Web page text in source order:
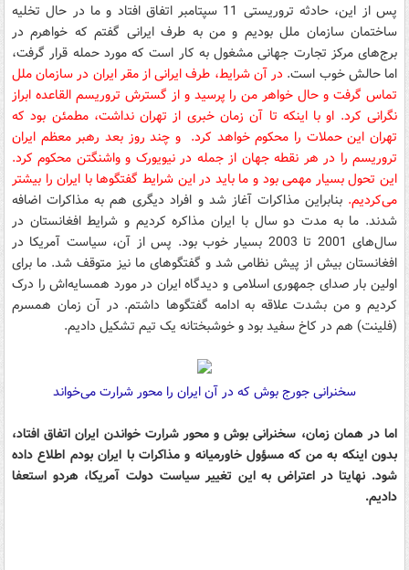
پس از این، حادثه تروریستی 11 سپتامبر اتفاق افتاد و ما در حال تخلیه
ساختمان سازمان ملل بودیم و من به طرف ایرانی گفتم که خواهرم در
برج‌های مرکز تجارت جهانی مشغول به کار است که مورد حمله قرار گرفت،
اما حالش خوب است. در آن شرایط، طرف ایرانی از مقر ایران در سازمان ملل
تماس گرفت و حال خواهر من را پرسید و از گسترش تروریسم القاعده ابراز
نگرانی کرد. او با اینکه تا آن زمان خبری از تهران نداشت، مطمئن بود که
تهران این حملات را محکوم خواهد کرد. و چند روز بعد رهبر معظم ایران
تروریسم را در هر نقطه جهان از جمله در نیویورک و واشنگتن محکوم کرد.
این تحول بسیار مهمی بود و ما باید در این شرایط گفتگوها با ایران را بیشتر
می‌کردیم. بنابراین مذاکرات آغاز شد و افراد دیگری هم به مذاکرات اضافه
شدند. ما به مدت دو سال با ایران مذاکره کردیم و شرایط افغانستان در
سال‌های 2001 تا 2003 بسیار خوب بود. پس از آن، سیاست آمریکا در
افغانستان بیش از پیش نظامی شد و گفتگوهای ما نیز متوقف شد. ما برای
اولین بار صدای جمهوری اسلامی و دیدگاه ایران در مورد همسایه‌‌اش را درک
کردیم و من بشدت علاقه به ادامه گفتگوها داشتم. در آن زمان همسرم
(فلینت) هم در کاخ سفید بود و خوشبختانه یک تیم تشکیل دادیم.
سخنرانی جورج بوش که در آن ایران را محور شرارت می‌خواند
اما در همان زمان، سخنرانی بوش و محور شرارت خواندن ایران اتفاق افتاد،
بدون اینکه به من که مسؤول خاورمیانه و مذاکرات با ایران بودم اطلاع داده
شود. نهایتا در اعتراض به این تغییر سیاست دولت آمریکا، هردو استعفا
دادیم.